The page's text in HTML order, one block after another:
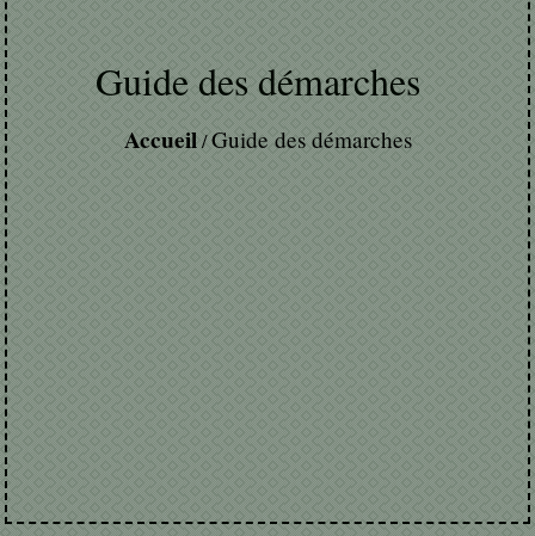
Guide des démarches
Accueil/Guide des démarches